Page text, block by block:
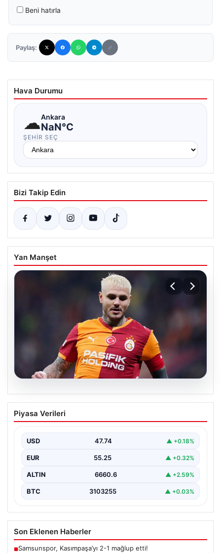
Beni hatırla
Paylaş:
Hava Durumu
☁Ankara
NaN°C
ŞEHIR SEÇ
Bizi Takip Edin
Yan Manşet
07.08.2026
Mauro Icardi ile Galatasaray arasındaki
aşk tamamen bitti!
Piyasa Verileri
USD 47.74 ▲ +0.18%
EUR 55.25 ▲ +0.32%
ALTIN 6660.6 ▲ +2.59%
BTC 3103255 ▲ +0.03%
Son Eklenen Haberler
■Samsunspor, Kasımpaşa’yı 2-1 mağlup etti!